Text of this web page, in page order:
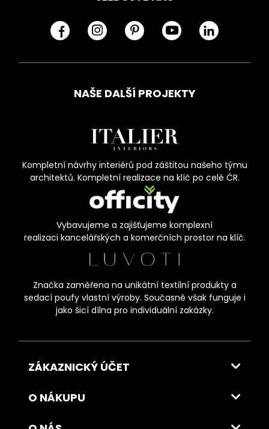
NAŠE DALŠÍ PROJEKTY
Kompletní návrhy interiérů pod záštitou našeho týmu
architektů. Kompletní realizace na klíč po celé ČR.
Vybavujeme a zajišťujeme komplexní
realizaci kancelářských a komerčních prostor na klíč.
Značka zaměřena na unikátní textilní produkty a
sedací poufy vlastní výroby. Současně však funguje i
jako šicí dílna pro individuální zakázky.
ZÁKAZNICKÝ ÚČET
O NÁKUPU